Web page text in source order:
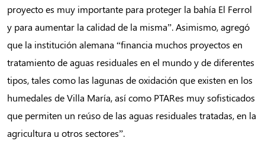
proyecto es muy importante para proteger la bahía El Ferrol
y para aumentar la calidad de la misma”. Asimismo, agregó
que la institución alemana “financia muchos proyectos en
tratamiento de aguas residuales en el mundo y de diferentes
tipos, tales como las lagunas de oxidación que existen en los
humedales de Villa María, así como PTARes muy sofisticados
que permiten un reúso de las aguas residuales tratadas, en la
agricultura u otros sectores”.